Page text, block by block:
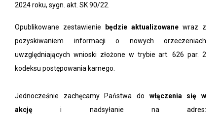
2024 roku, sygn. akt. SK 90/22.
Opublikowane zestawienie będzie aktualizowane wraz z
pozyskiwaniem informacji o nowych orzeczeniach
uwzględniających wnioski złożone w trybie art. 626 par. 2
kodeksu postępowania karnego.
Jednocześnie zachęcamy Państwa do włączenia się w
akcjęi nadsyłanie na adres: